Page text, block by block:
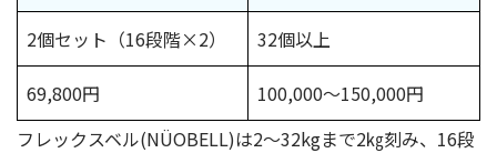
2個セット（16段階×2） 32個以上
69,800円
100,000～150,000円
フレックスベル(NÜOBELL)は2〜32kgまで2㎏刻み、16段